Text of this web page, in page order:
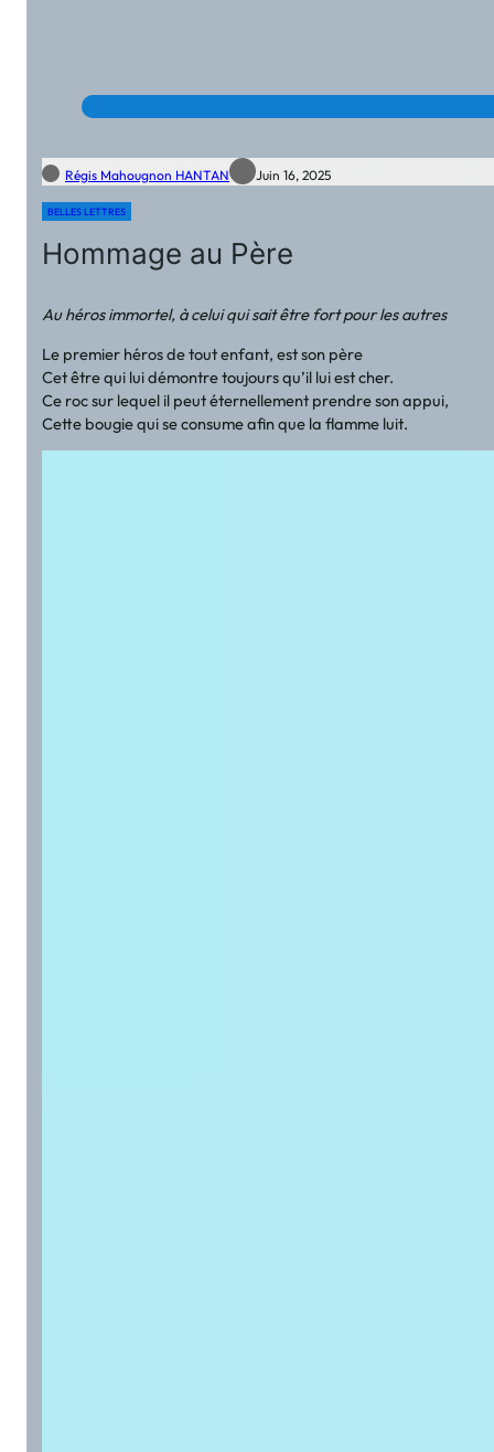
Régis Mahougnon HANTAN Juin 16, 2025
BELLES LETTRES
Hommage au Père
Au héros immortel, à celui qui sait être fort pour les autres
Le premier héros de tout enfant, est son père
Cet être qui lui démontre toujours qu’il lui est cher.
Ce roc sur lequel il peut éternellement prendre son appui,
Cette bougie qui se consume afin que la flamme luit.